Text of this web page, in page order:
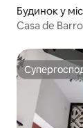
Будинок у
Casa de